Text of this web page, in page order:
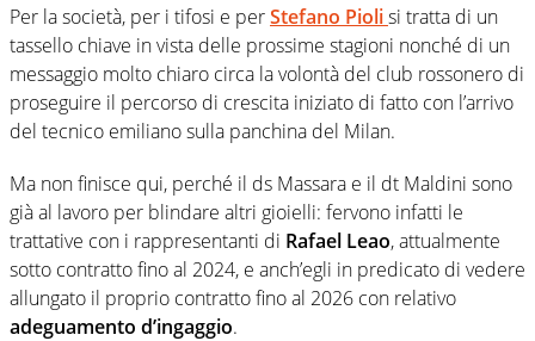
Per la società, per i tifosi e perStefano Piolisi tratta di un
tassello chiave in vista delle prossime stagioni nonché di un
messaggio molto chiaro circa la volontà del club rossonero di
proseguire il percorso di crescita iniziato di fatto con l’arrivo
del tecnico emiliano sulla panchina del Milan.
Ma non finisce qui, perché il ds Massara e il dt Maldini sono
già al lavoro per blindare altri gioielli: fervono infatti le
trattative con i rappresentanti di Rafael Leao, attualmente
sotto contratto fino al 2024, e anch’egli in predicato di vedere
allungato il proprio contratto fino al 2026 con relativo
adeguamento d’ingaggio.